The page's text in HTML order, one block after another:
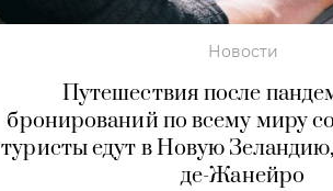
Новости
Путешествия после
бронирований по всему миру
туристы едут в Новую
де-Жанейро